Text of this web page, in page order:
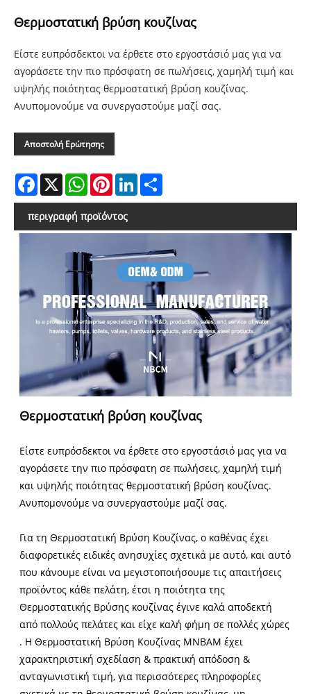
Θερμοστατική βρύση κουζίνας
Είστε ευπρόσδεκτοι να έρθετε στο εργοστάσιό μας για να
αγοράσετε την πιο πρόσφατη σε πωλήσεις, χαμηλή τιμή και
υψηλής ποιότητας θερμοστατική βρύση κουζίνας.
Ανυπομονούμε να συνεργαστούμε μαζί σας.
Αποστολή Ερώτησης
Facebook
X WhatsAppPinterestLinkedIn
περιγραφή προϊόντος
Θερμοστατική βρύση κουζίνας
Είστε ευπρόσδεκτοι να έρθετε στο εργοστάσιό μας για να
αγοράσετε την πιο πρόσφατη σε πωλήσεις, χαμηλή τιμή
και υψηλής ποιότητας θερμοστατική βρύση κουζίνας.
Ανυπομονούμε να συνεργαστούμε μαζί σας.
Για τη Θερμοστατική Βρύση Κουζίνας, ο καθένας έχει
διαφορετικές ειδικές ανησυχίες σχετικά με αυτό, και αυτό
που κάνουμε είναι να μεγιστοποιήσουμε τις απαιτήσεις
προϊόντος κάθε πελάτη, έτσι η ποιότητα της
Θερμοστατικής Βρύσης κουζίνας έγινε καλά αποδεκτή
από πολλούς πελάτες και είχε καλή φήμη σε πολλές χώρες
. Η Θερμοστατική Βρύση Κουζίνας MNBAM έχει
χαρακτηριστική σχεδίαση & πρακτική απόδοση &
ανταγωνιστική τιμή, για περισσότερες πληροφορίες